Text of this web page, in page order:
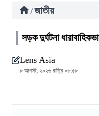
/ জাতীয়
সড়ক দুর্ঘটনা
Lens Asia
৮ আগস্ট, ২০২৬ রাত্রি ০৮:৫৮